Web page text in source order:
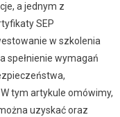
a jednym z
SEP
w szkolenia
spełnienie wymagań
tym artykule omówimy,
uzyskać oraz